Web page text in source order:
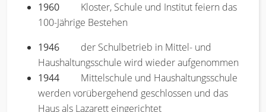
1960 Kloster, Schule und Institut feiern das
100-Jährige Bestehen
1946 der Schulbetrieb in Mittel- und
Haushaltungsschule wird wieder aufgenommen
1944 Mittelschule und Haushaltungsschule
werden vorübergehend geschlossen und das
Haus als Lazarett eingerichtet